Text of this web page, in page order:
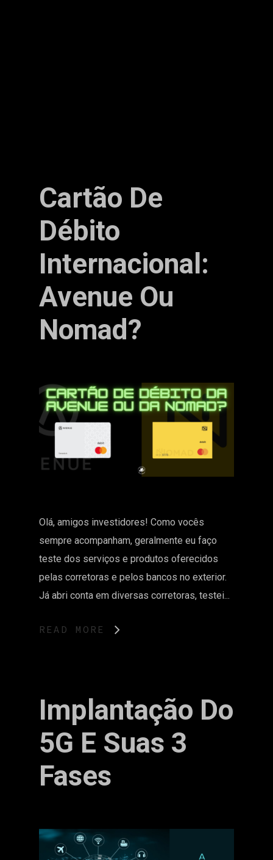
Cartão De
Débito
Internacional:
Avenue Ou
Nomad?
Olá, amigos investidores! Como vocês
sempre acompanham, geralmente eu faço
teste dos serviços e produtos oferecidos
pelas corretoras e pelos bancos no exterior.
Já abri conta em diversas corretoras, testei...
READ MORE
Implantação Do
5G E Suas 3
Fases